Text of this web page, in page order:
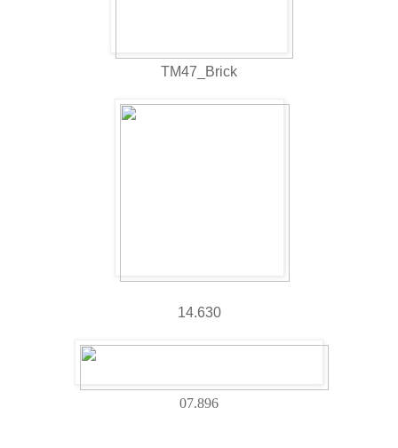
TM47_Brick
14.630
07.896